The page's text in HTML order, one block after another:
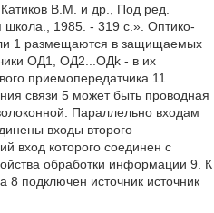
В.М. и др., Под ред.
1985. - 319 с.». Оптико-
1 размещаются в защищаемых
ОД1, ОД2...OДk - в их
приемопередатчика 11
связи 5 может быть проводная
Параллельно входам
входы второго
вход которого соединен с
обработки информации 9. К
8 подключен источник источник